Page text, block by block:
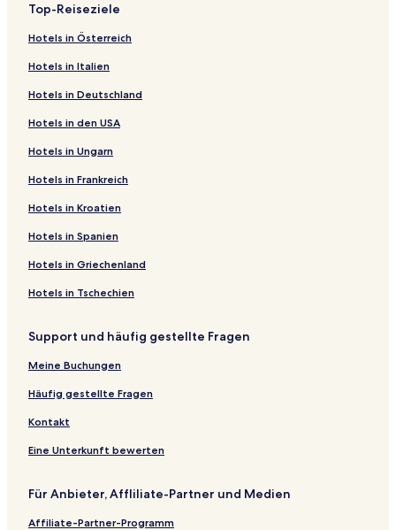
Top-Reiseziele
Hotels in Österreich
Hotels in Italien
Hotels in Deutschland
Hotels in den USA
Hotels in Ungarn
Hotels in Frankreich
Hotels in Kroatien
Hotels in Spanien
Hotels in Griechenland
Hotels in Tschechien
Support und häufig gestellte Fragen
Meine Buchungen
Häufig gestellte Fragen
Kontakt
Eine Unterkunft bewerten
Für Anbieter, Affliliate-Partner und Medien
Affiliate-Partner-Programm